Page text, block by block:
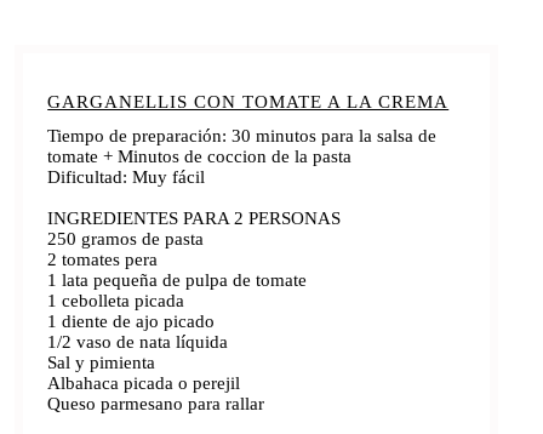
GARGANELLIS CON TOMATE A LA CREMA
Tiempo de preparación: 30 minutos para la salsa de
tomate + Minutos de coccion de la pasta
Dificultad: Muy fácil
INGREDIENTES PARA 2 PERSONAS
250 gramos de pasta
2 tomates pera
1 lata pequeña de pulpa de tomate
1 cebolleta picada
1 diente de ajo picado
1/2 vaso de nata líquida
Sal y pimienta
Albahaca picada o perejil
Queso parmesano para rallar